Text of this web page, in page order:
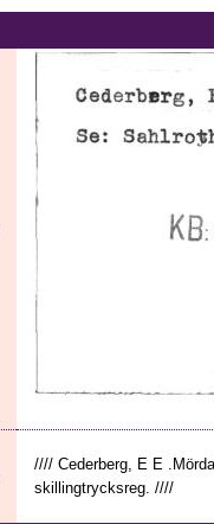
//// Cederberg, E E
skillingtrycksreg. ////